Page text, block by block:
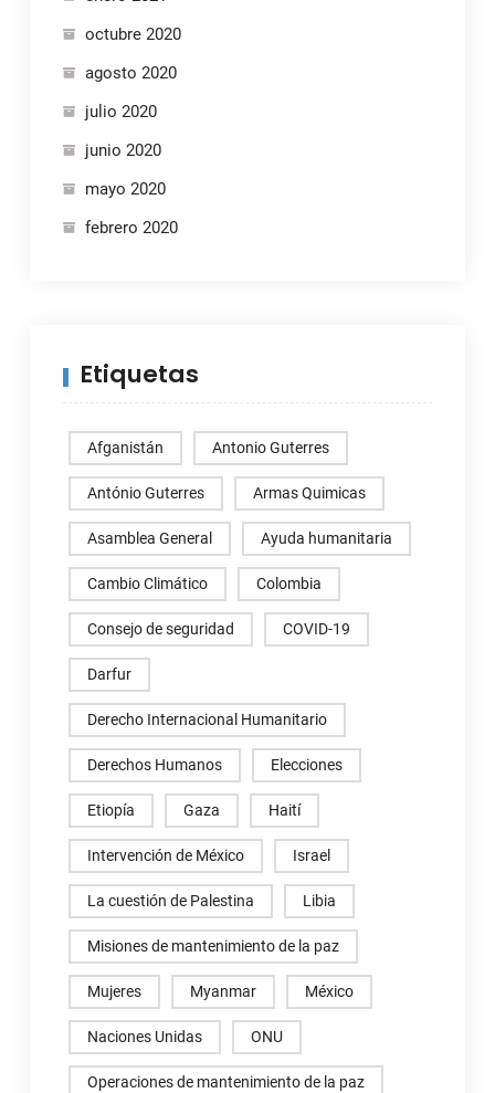
octubre 2020
agosto 2020
julio 2020
junio 2020
mayo 2020
febrero 2020
Etiquetas
Afganistán Antonio Guterres
António Guterres Armas Quimicas
Asamblea General Ayuda humanitaria
Cambio Climático Colombia
Consejo de seguridad COVID-19
Darfur
Derecho Internacional Humanitario
Derechos Humanos Elecciones
Etiopía Gaza Haití
Intervención de México Israel
La cuestión de Palestina Libia
Misiones de mantenimiento de la paz
Mujeres Myanmar México
Naciones Unidas ONU
Operaciones de mantenimiento de la paz